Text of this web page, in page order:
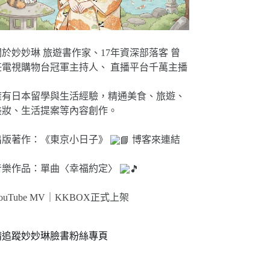
妙妙琳 旅遊書作家、17年資深部落客 曾
電視購物台冠軍主持人、 直播平台千萬主播
日本留學與生活經驗，精通美食、旅遊、
、生活提案等內容創作。
著作：《東京小日子》 博客來連結
作品：單曲〈幸福約定〉
MV｜KKBOX正式上架
追蹤妙妙琳臉書粉絲專頁